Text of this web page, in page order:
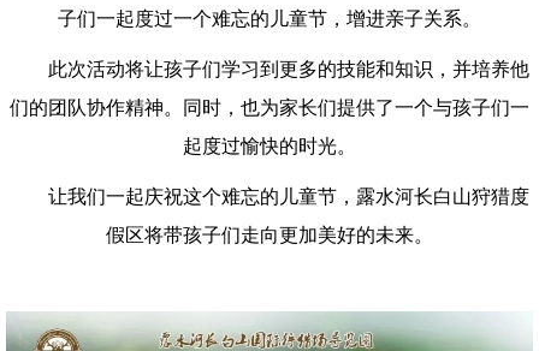
子们一起度过一个难忘的儿童节，增进亲子关系。
此次活动将让孩子们学习到更多的技能和知识，并培养他
们的团队协作精神。同时，也为家长们提供了一个与孩子们一
起度过愉快的时光。
让我们一起庆祝这个难忘的儿童节，露水河长白山狩猎度
假区将带孩子们走向更加美好的未来。